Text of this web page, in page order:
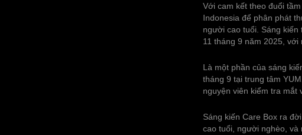
Với cam kết theo đuổi
Indonesia để phân phát
người cao tuổi. Sáng
11 tháng 9 năm 2025,
Là một phần của sáng
tháng 9 tại trung tâm
nguyện viên kiểm tra mắt
Sáng kiến ‌‌Care Box ra
cao tuổi, người nghèo,